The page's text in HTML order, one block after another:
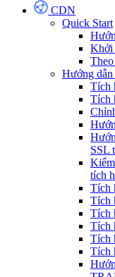
CDN
Quick Start
Khởi
Hướng
Tích
Tích
SSL
tích
Tích
Tích
Tích
Tích
Tích
Tích